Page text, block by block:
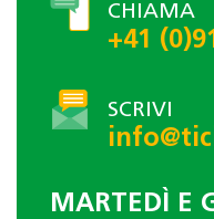
CHIAMA
+41
SCRIVI
MARTEDÌ E